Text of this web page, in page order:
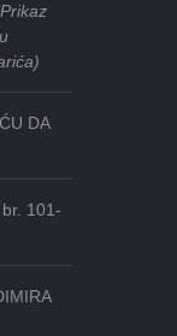
DA
br. 101-